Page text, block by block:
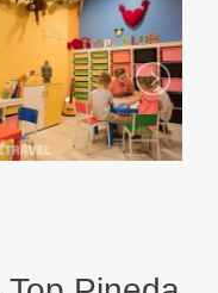
Pineda
разных городов:
ценам!
Казань